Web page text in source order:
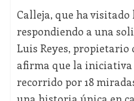
Calleja, que ha
respondiendo a una
Luis Reyes, propietario
afirma que la
recorrido por 18